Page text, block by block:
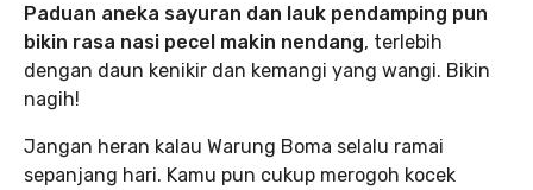
Paduan aneka sayuran dan lauk pendamping pun
bikin rasa nasi pecel makin nendang, terlebih
dengan daun kenikir dan kemangi yang wangi. Bikin
nagih!
Jangan heran kalau Warung Boma selalu ramai
sepanjang hari. Kamu pun cukup merogoh kocek